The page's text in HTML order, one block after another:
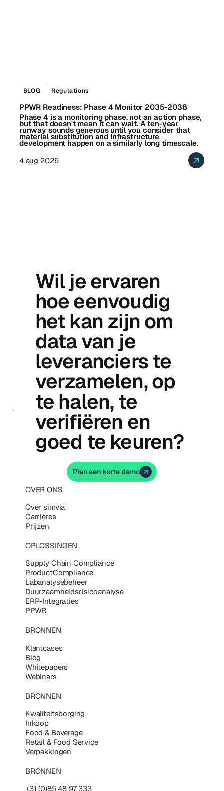
BLOG Regulations
PPWR Readiness: Phase 4 Monitor 2035-2038
Phase 4 is a monitoring phase, not an action phase,
but that doesn't mean it can wait. A ten-year
runway sounds generous until you consider that
material substitution and infrastructure
development happen on a similarly long timescale.
4 aug 2026
OVER ONS
Over simvia
Carrières
Prijzen
OPLOSSINGEN
Supply Chain Compliance
ProductCompliance
Labanalysebeheer
Duurzaamheidsrisicoanalyse
ERP-Integraties
PPWR
BRONNEN
Klantcases
Blog
Whitepapers
Webinars
BRONNEN
+31 (0)85 48 97 333
BRONNEN
Kwaliteitsborging
Inkoop
Food & Beverage
Retail & Food Service
Verpakkingen
Wil je ervaren
hoe eenvoudig
het kan zijn om
data van je
leveranciers te
verzamelen, op
te halen, te
verifiëren en
goed te keuren?
Plan een korte demo